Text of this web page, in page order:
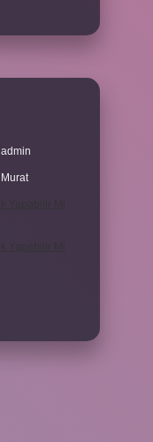
admin
Murat